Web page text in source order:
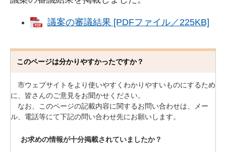
議案の審議結果 [PDFファイル／225KB]
このページは分かりやすかったですか？
市ウェブサイトをより使いやすくわかりやすいものにするため
に、皆さんのご意見をお聞かせください。
なお、このページの記載内容に関するお問い合わせは、メー
ル、電話等にて下記の問い合わせ先にお願いします。
お求めの情報が十分掲載されていましたか？